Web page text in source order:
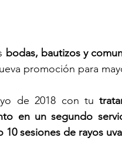
bodas, bautizos y
promoción para
de 2018 con tu
en un segundo
10 sesiones de rayos